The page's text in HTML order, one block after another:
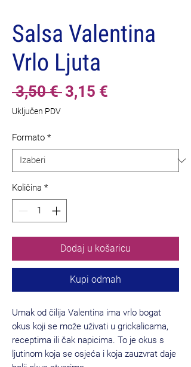
Salsa Valentina
Vrlo Ljuta
3,50 € Redovna
3,15 €
Uključen PDV
Formato *
Količina *
Dodaj u košaricu
Kupi odmah
Umak od čilija Valentina ima vrlo bogat
okus koji se može uživati u grickalicama,
receptima ili čak napicima. To je okus s
ljutinom koja se osjeća i koja zauzvrat daje